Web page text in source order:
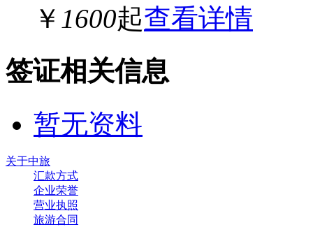
￥ 1600起查看详情
签证相关信息
暂无资料
关于中旅
汇款方式
企业荣誉
营业执照
旅游合同